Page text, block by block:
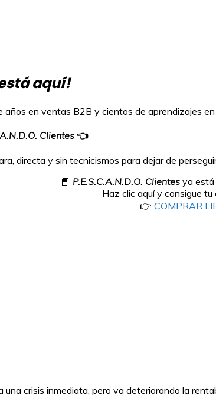
aquí!
años en ventas B2B y cientos de aprendizajes
Clientes👈
directa y sin tecnicismos para dejar de
📘 P.E.S.C.A.N.D.O. Clientes ya está
Haz clic aquí y consigue tu
👉COMPRAR
crisis inmediata, pero va deteriorando la